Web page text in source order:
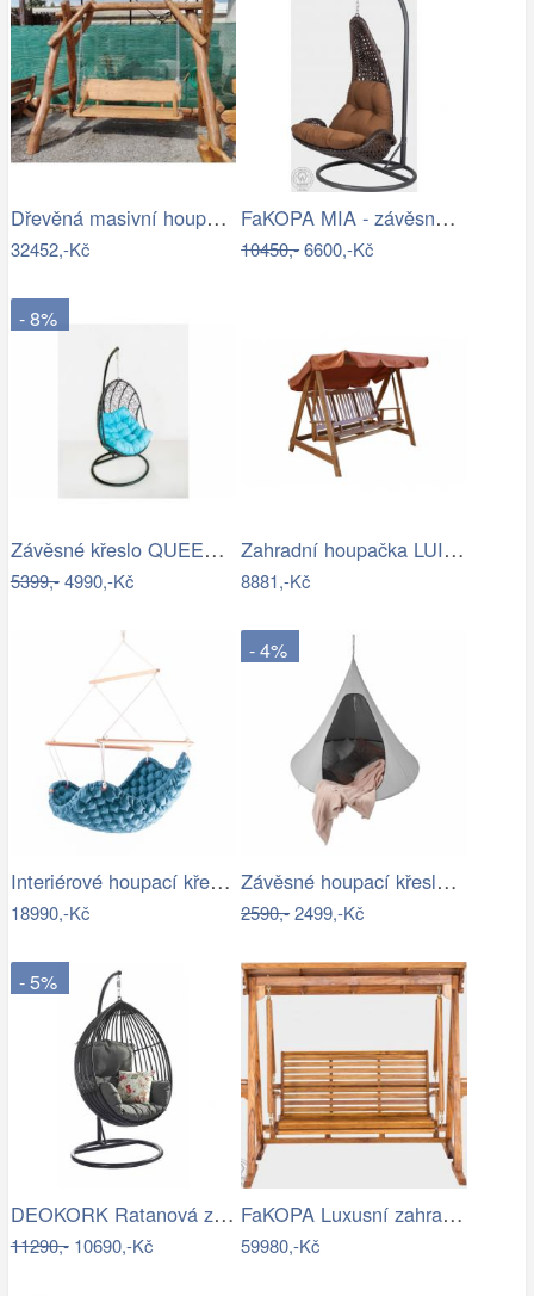
Dřevěná masivní houpačka - HC
32452,-Kč
FaKOPA MIA - závěsné křeslo z ratanu…
10450,-6600,-Kč
- 8%
Závěsné křeslo QUEEN, modrý sedák
5399,-4990,-Kč
Zahradní houpačka LUISA ROJAPLAST
8881,-Kč
Interiérové houpací křeslo Swingy In…
18990,-Kč
- 4%
Závěsné houpací křeslo, světle šedá,…
2590,-2499,-Kč
- 5%
DEOKORK Ratanová závěsná houpačka SARAH
11290,-10690,-Kč
FaKOPA Luxusní zahradní houpačka se…
59980,-Kč